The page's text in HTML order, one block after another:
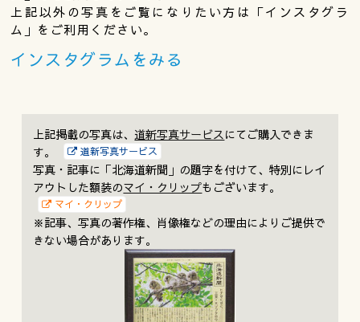
上記以外の写真をご覧になりたい方は「インスタグラ
ム」をご利用ください。
インスタグラムをみる
上記掲載の写真は、道新写真サービスにてご購入できま
す。
道新写真サービス
写真・記事に「北海道新聞」の題字を付けて、特別にレイ
アウトした額装のマイ・クリップもございます。
マイ・クリップ
※記事、写真の著作権、肖像権などの理由によりご提供で
きない場合があります。